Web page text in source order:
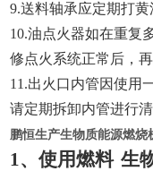
9.送料轴承应定期打黄
10.油点火器如在重复
修点火系统正常后，
1 1 .出火口内管因使用
请定期拆卸内管进行清
鹏恒生产生物质能源燃烧
1、使用燃料 生